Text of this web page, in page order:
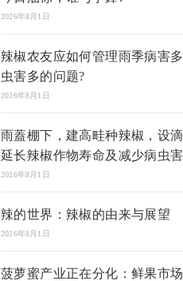
2026年8月1日
辣椒农友应如何管理雨季病害
虫害多的问题?
2026年8月1日
雨蓋棚下，建高畦种辣椒，设
延长辣椒作物寿命及减少病虫
2026年8月1日
辣的世界：辣椒的由来与展望
2026年8月1日
菠萝蜜产业正在分化：鲜果市